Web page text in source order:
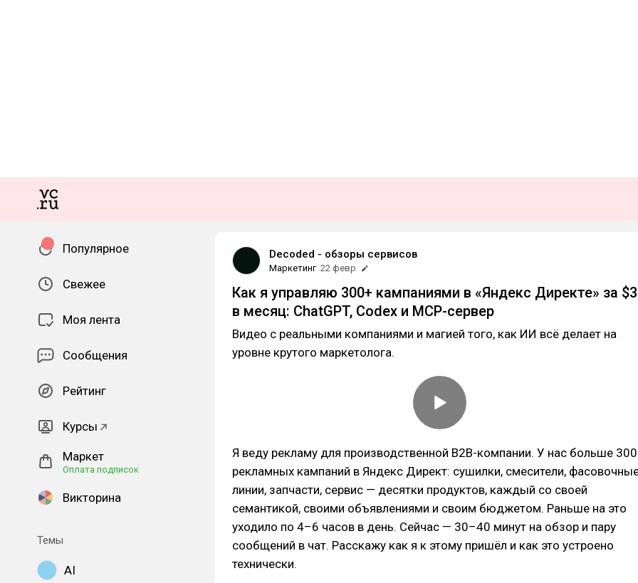
Популярное
Свежее
Моя лента
Сообщения
Рейтинг
Курсы
Маркет
Оплата подписок
Викторина
Темы
AI
Decoded - обзоры сервисов
Маркетинг 22 февр
Как я управляю 300+ кампаниями в «Яндекс Директе» за
в месяц: ChatGPT, Codex и MCP-сервер
Видео с реальными компаниями и магией того, как ИИ всё делает на
уровне крутого маркетолога.
Я веду рекламу для производственной B2B-компании. У нас больше 300
рекламных кампаний в Яндекс Директ: сушилки, смесители,
линии, запчасти, сервис — десятки продуктов, каждый со своей
семантикой, своими объявлениями и своим бюджетом. Раньше на это
уходило по 4–6 часов в день. Сейчас — 30–40 минут на обзор и пару
сообщений в чат. Расскажу как я к этому пришёл и как это устроено
технически.